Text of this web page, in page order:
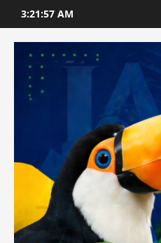
to
content
3:21:59 AM